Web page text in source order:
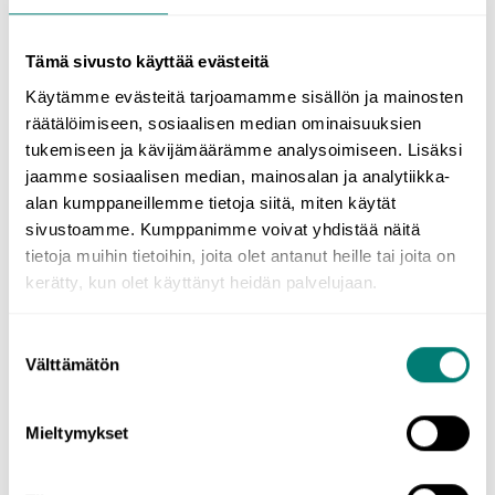
Tämä sivusto käyttää evästeitä
Käytämme evästeitä tarjoamamme sisällön ja mainosten
räätälöimiseen, sosiaalisen median ominaisuuksien
tukemiseen ja kävijämäärämme analysoimiseen. Lisäksi
jaamme sosiaalisen median, mainosalan ja analytiikka-
alan kumppaneillemme tietoja siitä, miten käytät
sivustoamme. Kumppanimme voivat yhdistää näitä
tietoja muihin tietoihin, joita olet antanut heille tai joita on
kerätty, kun olet käyttänyt heidän palvelujaan.
valinta
Välttämätön
Mieltymykset
weigerte sich, sie im Zaum zu halten.
Vgl.
The woman, whowas looking after the unruly dogs, refused to
keep them in check.
Indirekte Rede
) oder that-Nebensatz (indirekte
Rede) verwendet werden. Britisches Englisch verwendet
amerikanisches Englisch Anführungszeichen (“) verwendet. Direkte
Zitate werden durch ein Komma vom einleitenden Satz getrennt.
wenn der Satz mit direktem Zitat beginnt. (‚I need to think about it